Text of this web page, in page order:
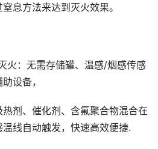
息方法来达到灭火效果。
：无需存储罐、温感/烟感传感
设备，
剂、催化剂、含氟聚合物混合在
线自动触发，快速高效便捷.